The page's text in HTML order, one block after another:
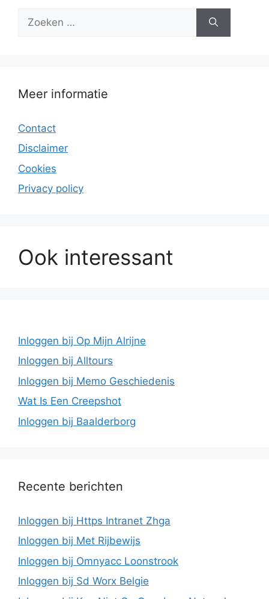
naar:
Meer informatie
Contact
Disclaimer
Cookies
Privacy policy
Ook interessant
Inloggen bij Op Mijn Alrijne
Inloggen bij Alltours
Inloggen bij Memo Geschiedenis
Wat Is Een Creepshot
Inloggen bij Baalderborg
Recente berichten
Inloggen bij Https Intranet Zhga
Inloggen bij Met Rijbewijs
Inloggen bij Omnyacc Loonstrook
Inloggen bij Sd Worx Belgie